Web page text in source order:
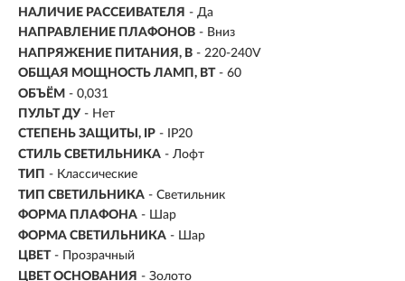
НАЛИЧИЕ РАССЕИВАТЕЛЯ - Да
НАПРАВЛЕНИЕ ПЛАФОНОВ - Вниз
НАПРЯЖЕНИЕ ПИТАНИЯ, В - 220-240V
ОБЩАЯ МОЩНОСТЬ ЛАМП, ВТ - 60
ОБЪЁМ - 0,031
ПУЛЬТ ДУ - Нет
СТЕПЕНЬ ЗАЩИТЫ, IP - IP20
СТИЛЬ СВЕТИЛЬНИКА - Лофт
ТИП - Классические
ТИП СВЕТИЛЬНИКА - Светильник
ФОРМА ПЛАФОНА - Шар
ФОРМА СВЕТИЛЬНИКА - Шар
ЦВЕТ - Прозрачный
ЦВЕТ ОСНОВАНИЯ - Золото